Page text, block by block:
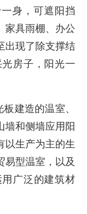
身，可遮阳挡
家具雨棚、办公
出现了除支撑结
房子，阳光一
建造的温室、
墙和侧墙应用阳
以生产为主的生
易型温室，以及
广泛的建筑材